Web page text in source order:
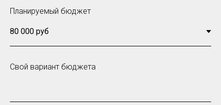
Планируемый бюджет
Свой вариант бюджета